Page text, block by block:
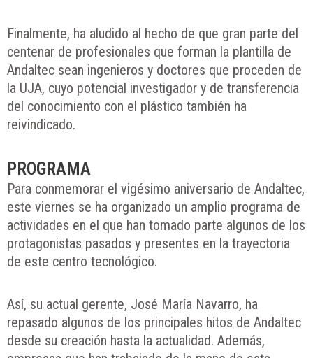
Finalmente, ha aludido al hecho de que gran parte del
centenar de profesionales que forman la plantilla de
Andaltec sean ingenieros y doctores que proceden de
la UJA, cuyo potencial investigador y de transferencia
del conocimiento con el plástico también ha
reivindicado.
PROGRAMA
Para conmemorar el vigésimo aniversario de Andaltec,
este viernes se ha organizado un amplio programa de
actividades en el que han tomado parte algunos de los
protagonistas pasados y presentes en la trayectoria
de este centro tecnológico.
Así, su actual gerente, José María Navarro, ha
repasado algunos de los principales hitos de Andaltec
desde su creación hasta la actualidad. Además,